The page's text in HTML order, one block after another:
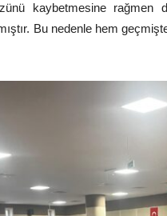
kaybetmesine rağmen
Bu nedenle hem